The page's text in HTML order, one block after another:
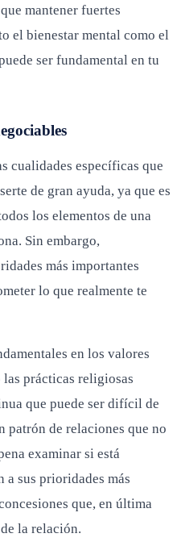
mantener fuertes
el bienestar mental como el
ser fundamental en tu
cualidades específicas que
de gran ayuda, ya que es
los elementos de una
Sin embargo,
más importantes
lo que realmente te
en los valores
prácticas religiosas
que puede ser difícil de
patrón de relaciones que no
examinar si está
a sus prioridades más
que, en última
la relación.